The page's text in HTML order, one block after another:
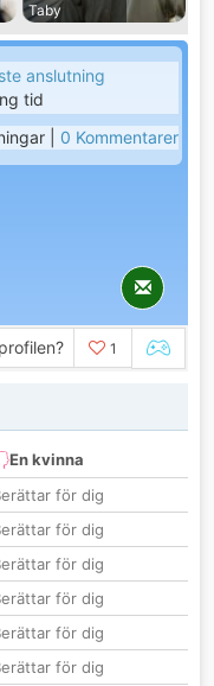
Taby
anslutning
tid
| 0 Kommentarer
1
En kvinna
för dig
för dig
för dig
för dig
för dig
för dig